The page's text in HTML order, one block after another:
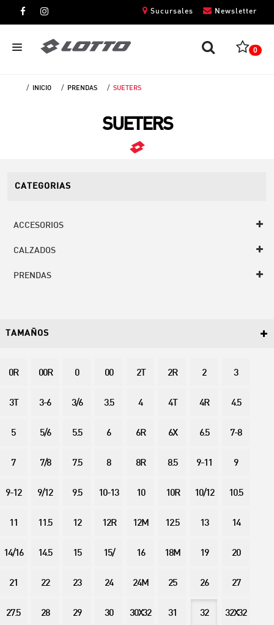
Newsletter
Sucursales
0
INICIO PRENDAS SUETERS
SUETERS
CATEGORIAS
ACCESORIOS
CALZADOS
PRENDAS
TAMAÑOS
0R 00R 0 00 2T 2R 2 3
3T 3-6 3/6 3.5 4 4T 4R 4.5
5 5/6 5.5 6 6R 6X 6.5 7-8
7 7/8 7.5 8 8R 8.5 9-11 9
9-12 9/12 9.5 10-13 10 10R 10/12 10.5
11 11.5 12 12R 12M 12.5 13 14
14/16 14.5 15 15/ 16 18M 19 20
21 22 23 24 24M 25 26 27
27.5 28 29 30 30X32 31 32 32X32